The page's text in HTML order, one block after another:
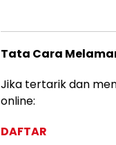
Tata Cara
Jika tertarik dan
online:
DAFTAR